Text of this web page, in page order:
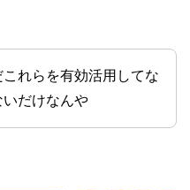
れらを有効活用してな
いだけなんや